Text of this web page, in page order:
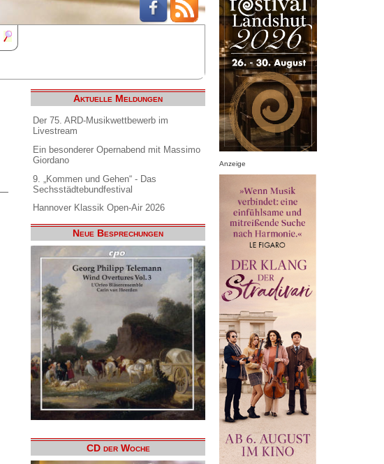
Aktuelle Meldungen
Der 75. ARD-Musikwettbewerb im
Livestream
Ein besonderer Opernabend mit Massimo
Giordano
9. „Kommen und Gehen“ - Das
Sechsstädtebundfestival
Hannover Klassik Open-Air 2026
Neue Besprechungen
CD der Woche
Anzeige